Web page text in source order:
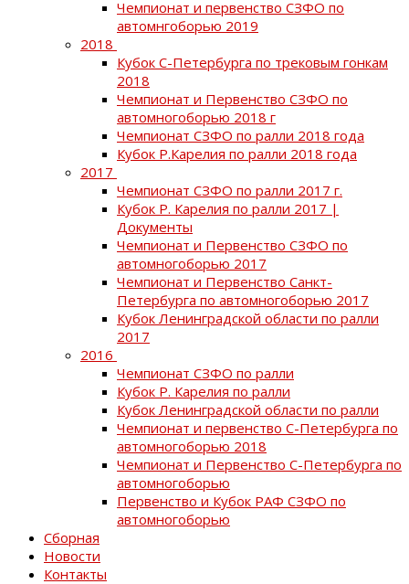
Чемпионат и первенство СЗФО по
автомнгоборью 2019
2018
Кубок С-Петербурга по трековым гонкам
2018
Чемпионат и Первенство СЗФО по
автомногоборью 2018 г
Чемпионат СЗФО по ралли 2018 года
Кубок Р.Карелия по ралли 2018 года
2017
Чемпионат СЗФО по ралли 2017 г.
Кубок Р. Карелия по ралли 2017 |
Документы
Чемпионат и Первенство СЗФО по
автомногоборью 2017
Чемпионат и Первенство Санкт-
Петербурга по автомногоборью 2017
Кубок Ленинградской области по ралли
2017
2016
Чемпионат СЗФО по ралли
Кубок Р. Карелия по ралли
Кубок Ленинградской области по ралли
Чемпионат и первенство С-Петербурга по
автомногоборью 2018
Чемпионат и Первенство С-Петербурга по
автомногоборью
Первенство и Кубок РАФ СЗФО по
автомногоборью
Сборная
Новости
Контакты